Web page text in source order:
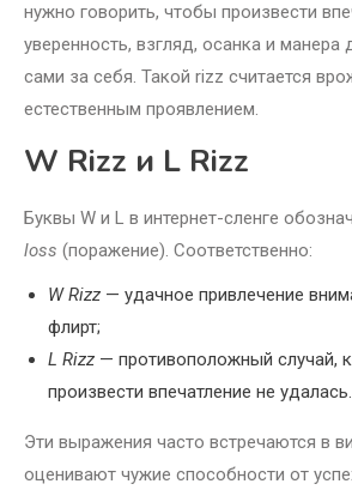
нужно говорить, чтобы произвести
уверенность, взгляд, осанка и манера
сами за себя. Такой rizz считается
естественным проявлением.
W Rizz и L Rizz
Буквы W и L в интернет-сленге
loss (поражение). Соответственно:
W Rizz — удачное привлечение
флирт;
L Rizz — противоположный случай,
произвести впечатление не удалась.
Эти выражения часто встречаются в
оценивают чужие способности от